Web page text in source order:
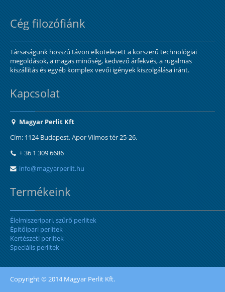
Cég filozófiánk
Társaságunk hosszú távon elkötelezett a korszerű technológiai
megoldások, a magas minőség, kedvező árfekvés, a rugalmas
kiszállítás és egyéb komplex vevői igények kiszolgálása iránt.
Kapcsolat
Magyar Perlit Kft
Cím: 1124 Budapest, Apor Vilmos tér 25-26.
+ 36 1 309 6686
info@magyarperlit.hu
Termékeink
Élelmiszeripari, szűrő perlitek
Építőipari perlitek
Kertészeti perlitek
Speciális perlitek
Copyright © 2014 Magyar Perlit Kft.